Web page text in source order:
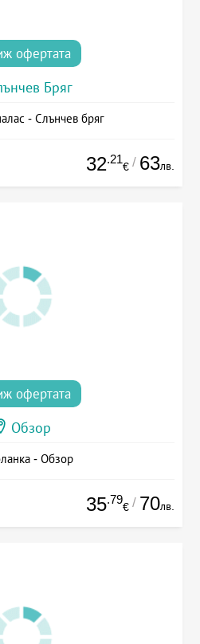
офертата
Бряг
- Слънчев бряг
32.21
€ / 63лв.
офертата
Обзор
- Обзор
35.79
€ / 70лв.